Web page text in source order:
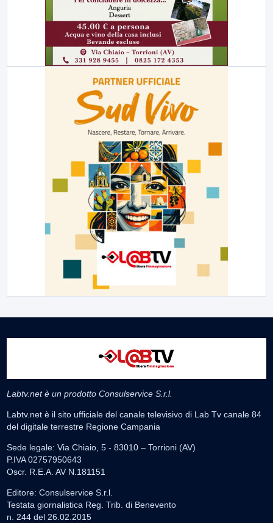
Labtv.net è un prodotto Consulservice S.r.l.
Labtv.net è il sito ufficiale del canale televisivo di Lab Tv canale 84
del digitale terrestre Regione Campania
Sede legale: Via Chiaio, 5 - 83010 – Torrioni (AV)
P.IVA 02757950643
Oscr. R.E.A. AV N.181151
Editore: Consulservice S.r.l.
Testata giornalistica Reg. Trib. di Benevento
n. 244 del 26.02.2015